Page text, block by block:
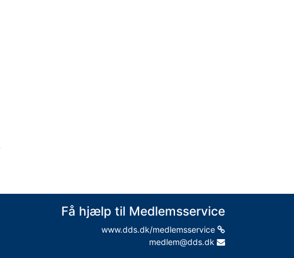
Få hjælp til Medlemsservice
www.dds.dk/medlemsservice
medlem@dds.dk